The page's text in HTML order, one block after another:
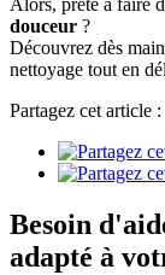
Alors, prête à faire
douceur ?
Découvrez dès
nettoyage tout en
Partagez cet article :
Besoin
adapté à